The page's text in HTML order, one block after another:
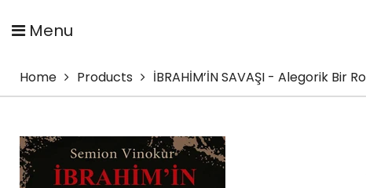
Menu
Home Products İBRAHİM’İN SAVAŞI - Alegorik Bir